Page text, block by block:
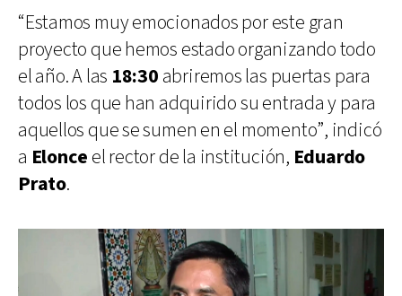
“Estamos muy emocionados por este gran
proyecto que hemos estado organizando todo
el año. A las 18:30 abriremos las puertas para
todos los que han adquirido su entrada y para
aquellos que se sumen en el momento”, indicó
a Elonce el rector de la institución, Eduardo
Prato.